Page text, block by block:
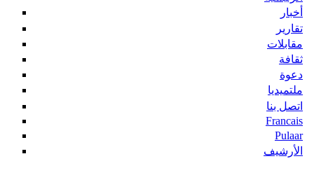
أخبار
تقارير
مقابلات
ثقافة
دعوة
ملتميديا
اتصل بنا
Francais
Pulaar
الأرشيف